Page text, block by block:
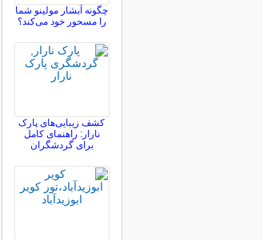
چگونه آبشار مولینو شما
را مسحور خود می‌کند؟
کشف زیبایی‌های پارک
نارار: راهنمای کامل
برای گردشگران